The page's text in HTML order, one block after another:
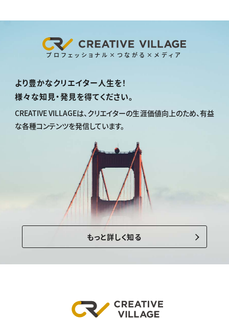
プロフェッショナル×つながる×メディア
より豊かなクリエイター人生を！
様々な知見・発見を得てください。
CREATIVE VILLAGEは、クリエイターの生涯価値向上のため、有益
な各種コンテンツを発信しています。
もっと詳しく知る